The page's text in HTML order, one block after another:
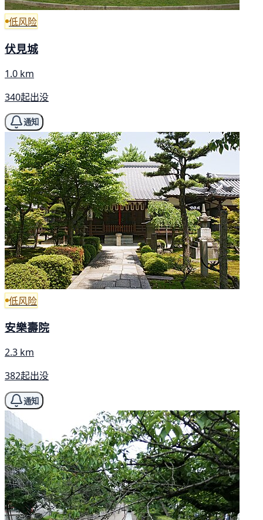
低风险
伏見城
1.0 km
340起出没
通知
低风险
安樂壽院
2.3 km
382起出没
通知